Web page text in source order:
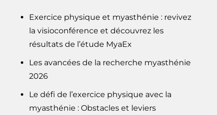
Exercice physique et myasthénie : revivez
la visioconférence et découvrez les
résultats de l’étude MyaEx
Les avancées de la recherche myasthénie
2026
Le défi de l’exercice physique avec la
myasthénie : Obstacles et leviers